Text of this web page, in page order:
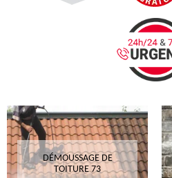
DÉMOUSSAGE DE
TOITURE 73